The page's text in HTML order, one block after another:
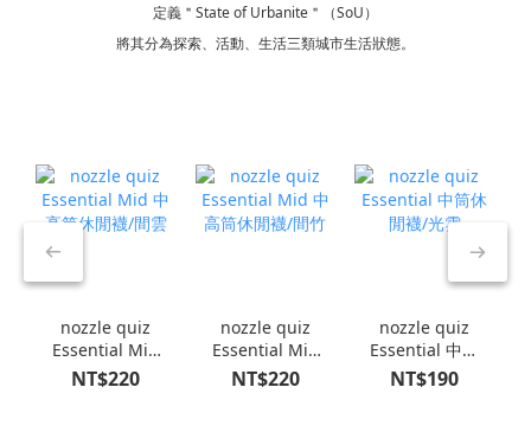
定義＂State of Urbanite＂（SoU）
將其分為探索、活動、生活三類城市生活狀態。
nozzle quiz
Essential Mid
中高筒休閒襪/
NT$220
nozzle quiz
Essential Mid
中高筒休閒襪/
NT$220
nozzle quiz
Essential 中筒
休閒襪/光雲
NT$190